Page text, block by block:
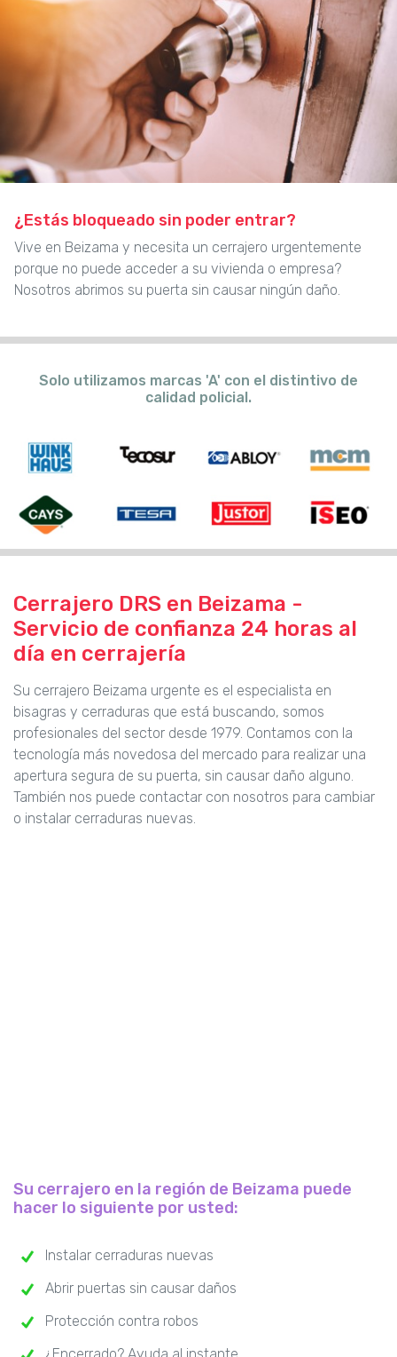
¿Estás bloqueado sin poder entrar?
Vive en Beizama y necesita un cerrajero urgentemente
porque no puede acceder a su vivienda o empresa?
Nosotros abrimos su puerta sin causar ningún daño.
Solo utilizamos marcas 'A' con el distintivo de
calidad policial.
Cerrajero DRS en Beizama -
Servicio de confianza 24 horas al
día en cerrajería
Su cerrajero Beizama urgente es el especialista en
bisagras y cerraduras que está buscando, somos
profesionales del sector desde 1979. Contamos con la
tecnología más novedosa del mercado para realizar una
apertura segura de su puerta, sin causar daño alguno.
También nos puede contactar con nosotros para cambiar
o instalar cerraduras nuevas.
Su cerrajero en la región de Beizama puede
hacer lo siguiente por usted:
Instalar cerraduras nuevas
Abrir puertas sin causar daños
Protección contra robos